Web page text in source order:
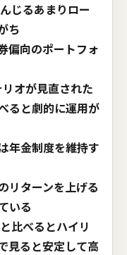
じるあまりロー
ち
偏向のポートフォ
オが見直された
ると劇的に運用が
年金制度を維持す
リターンを上げる
いる
比べるとハイリ
見ると安定して高